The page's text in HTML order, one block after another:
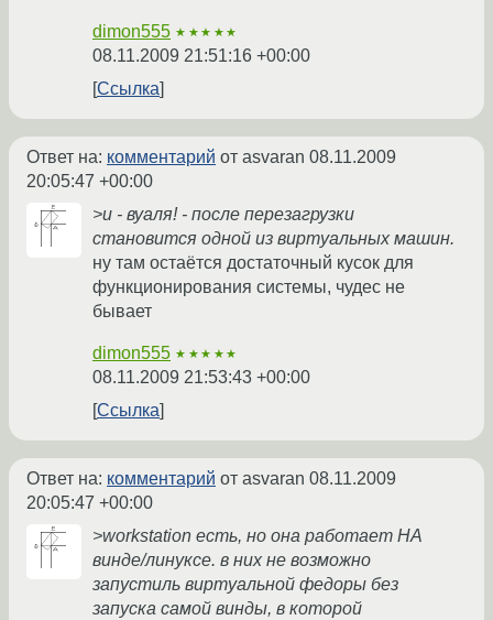
dimon555 ★★★★★
08.11.2009 21:51:16 +00:00
Ссылка
Ответ на: комментарий от asvaran 08.11.2009
20:05:47 +00:00
>и - вуаля! - после перезагрузки
становится одной из виртуальных машин.
ну там остаётся достаточный кусок для
функционирования системы, чудес не
бывает
dimon555 ★★★★★
08.11.2009 21:53:43 +00:00
Ссылка
Ответ на: комментарий от asvaran 08.11.2009
20:05:47 +00:00
>workstation есть, но она работает НА
винде/линуксе. в них не возможно
запустиль виртуальной федоры без
запуска самой винды, в которой